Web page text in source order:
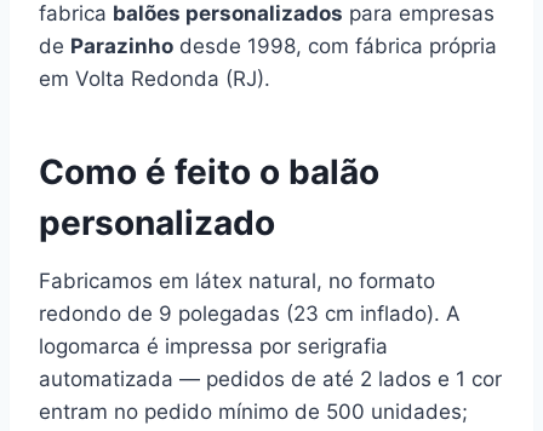
fabrica balões personalizados para empresas
de Parazinho desde 1998, com fábrica própria
em Volta Redonda (RJ).
Como é feito o balão
personalizado
Fabricamos em látex natural, no formato
redondo de 9 polegadas (23 cm inflado). A
logomarca é impressa por serigrafia
automatizada — pedidos de até 2 lados e 1 cor
entram no pedido mínimo de 500 unidades;